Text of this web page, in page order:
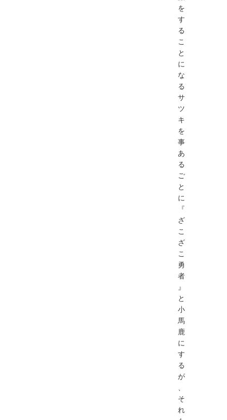
を
す
る
こ
と
に
な
る
サ
ツ
キ
を
事
あ
る
ご
と
に
『
ざ
こ
ざ
こ
勇
者
』
と
⼩
⾺
⿅
に
す
る
が
、
そ
れ